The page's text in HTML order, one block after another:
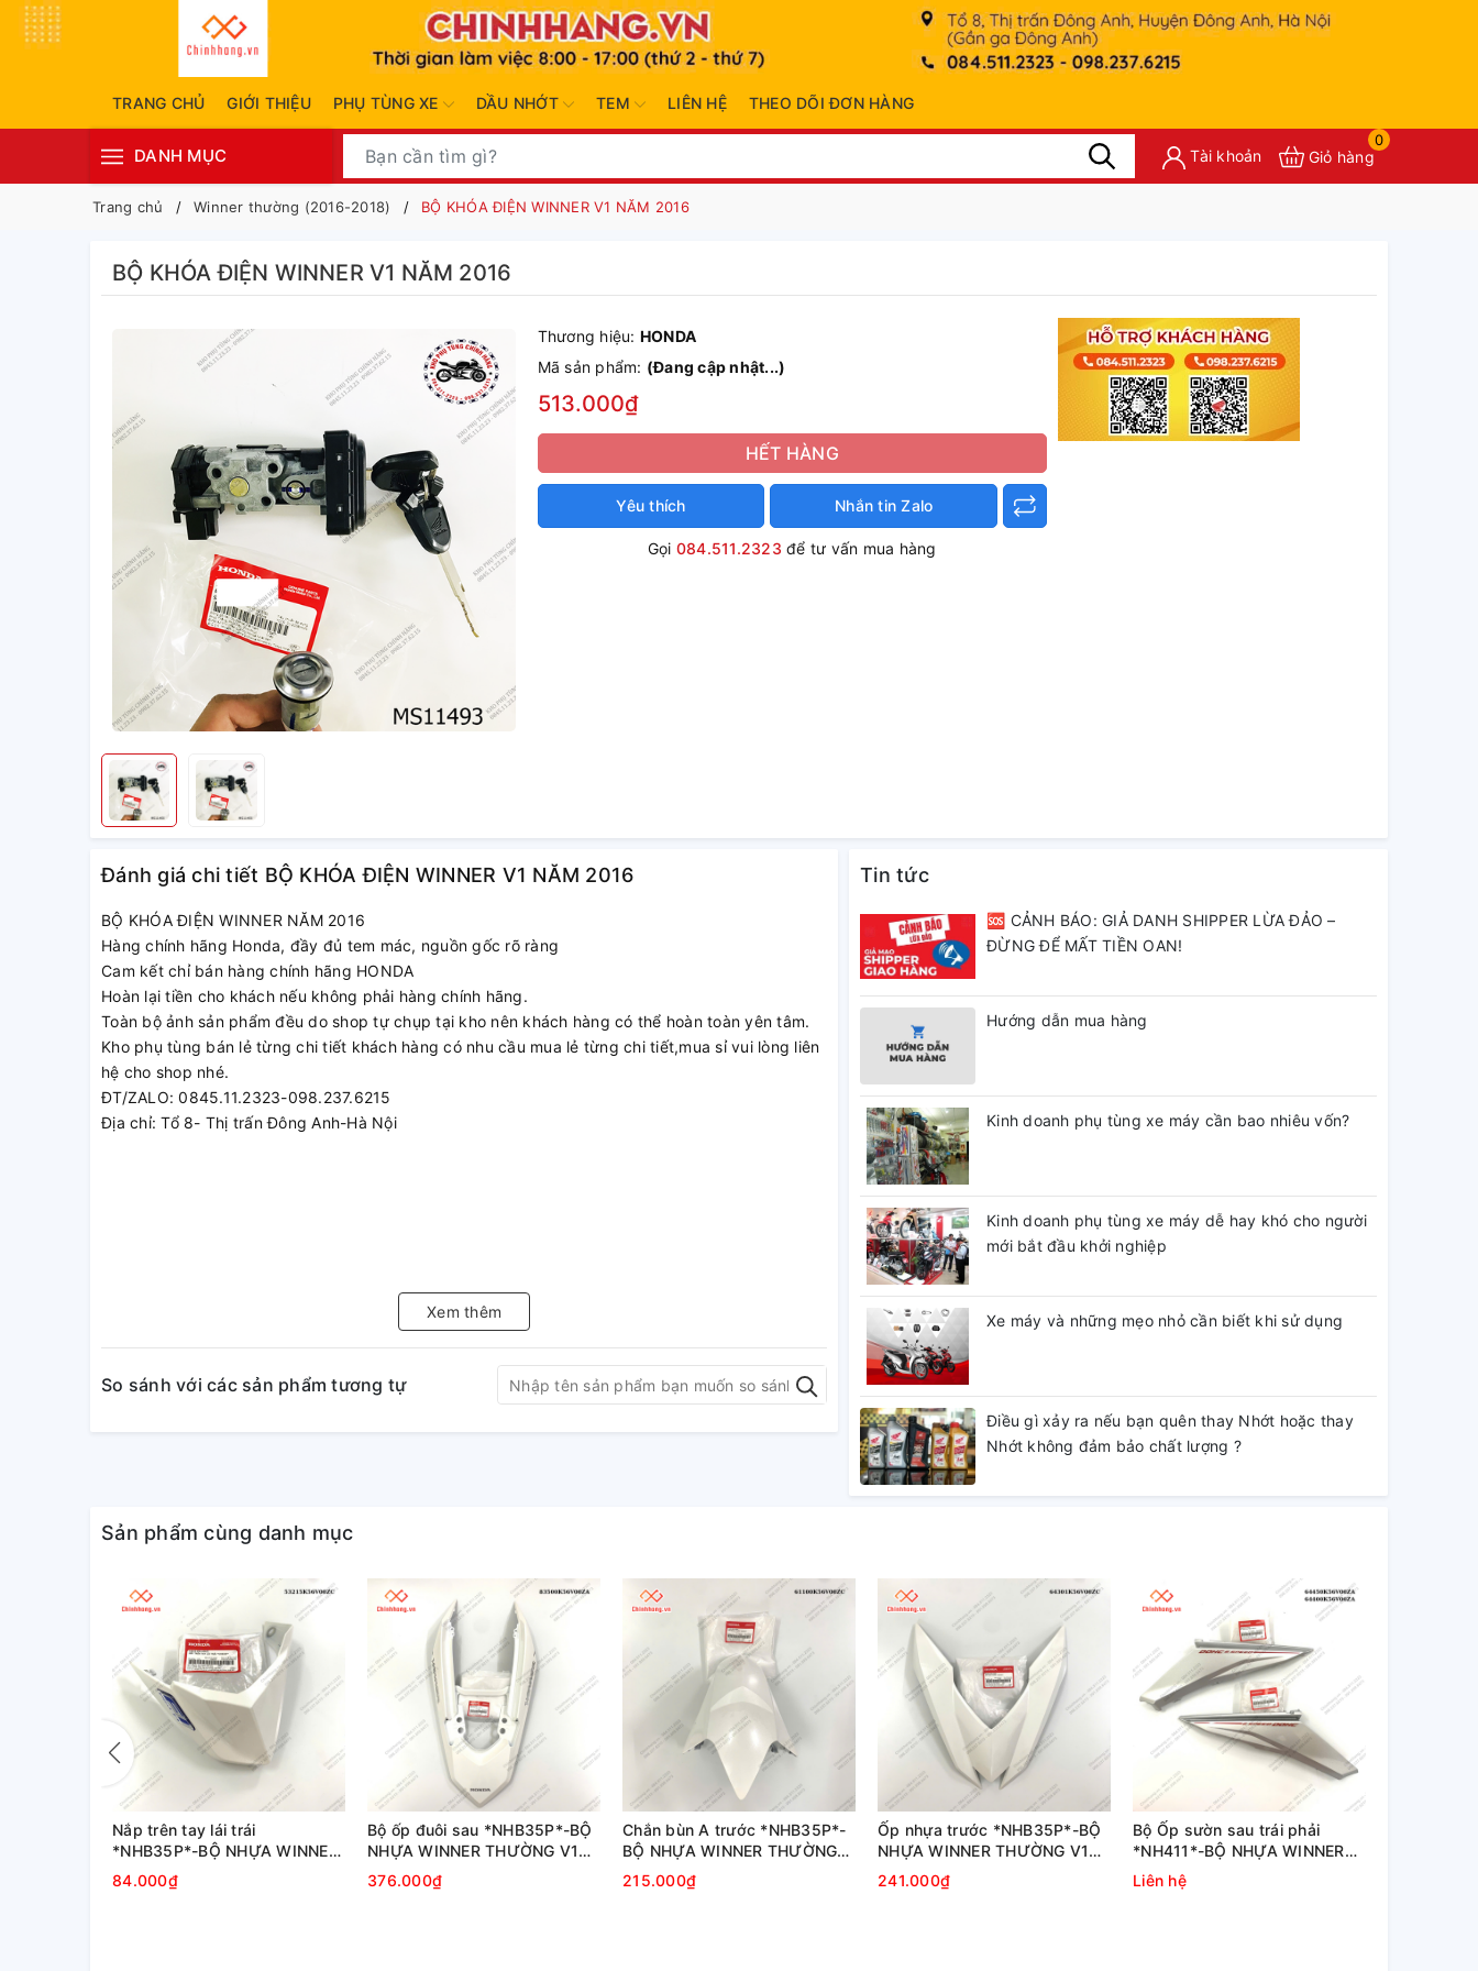
TRANG CHỦ GIỚI THIỆU PHỤ TÙNG XE DẦU NHỚT TEM LIÊN HỆ THEO DÕI ĐƠN HÀNG
DANH MỤC Tài khoản
0
Giỏ hàng
Trang chủ Winner thường (2016-2018) BỘ KHÓA ĐIỆN WINNER V1 NĂM 2016
BỘ KHÓA ĐIỆN WINNER V1 NĂM 2016
Thương hiệu: HONDA
Mã sản phẩm: (Đang cập nhật...)
513.000₫
HẾT HÀNG
Yêu thích Nhắn tin Zalo
Gọi 084.511.2323 để tư vấn mua hàng
Đánh giá chi tiết BỘ KHÓA ĐIỆN WINNER V1 NĂM 2016
BỘ KHÓA ĐIỆN WINNER NĂM 2016
Hàng chính hãng Honda, đầy đủ tem mác, nguồn gốc rõ ràng
Cam kết chỉ bán hàng chính hãng HONDA
Hoàn lại tiền cho khách nếu không phải hàng chính hãng.
Toàn bộ ảnh sản phẩm đều do shop tự chụp tại kho nên khách hàng có thể hoàn toàn yên tâm.
Kho phụ tùng bán lẻ từng chi tiết khách hàng có nhu cầu mua lẻ từng chi tiết,mua sỉ vui lòng liên
hệ cho shop nhé.
ĐT/ZALO: 0845.11.2323-098.237.6215
Địa chỉ: Tổ 8- Thị trấn Đông Anh-Hà Nội
Xem thêm
So sánh với các sản phẩm tương tự
Tin tức
🆘 CẢNH BÁO: GIẢ DANH SHIPPER LỪA ĐẢO –
ĐỪNG ĐỂ MẤT TIỀN OAN!
Hướng dẫn mua hàng
Kinh doanh phụ tùng xe máy cần bao nhiêu vốn?
Kinh doanh phụ tùng xe máy dễ hay khó cho người
mới bắt đầu khởi nghiệp
Xe máy và những mẹo nhỏ cần biết khi sử dụng
Điều gì xảy ra nếu bạn quên thay Nhớt hoặc thay
Nhớt không đảm bảo chất lượng ?
Sản phẩm cùng danh mục
Nắp trên tay lái trái
*NHB35P*-BỘ NHỰA WINNER
THƯỜNG V1 MÀU TRẮNG
84.000₫
Bộ ốp đuôi sau *NHB35P*-BỘ
NHỰA WINNER THƯỜNG V1
MÀU TRẮNG
376.000₫
Chắn bùn A trước *NHB35P*-
BỘ NHỰA WINNER THƯỜNG
V1 MÀU TRẮNG
215.000₫
Ốp nhựa trước *NHB35P*-BỘ
NHỰA WINNER THƯỜNG V1
MÀU TRẮNG
241.000₫
Bộ Ốp sườn sau trái phải
*NH411*-BỘ NHỰA WINNER
THƯỜNG V1 MÀU TRẮNG
Liên hệ